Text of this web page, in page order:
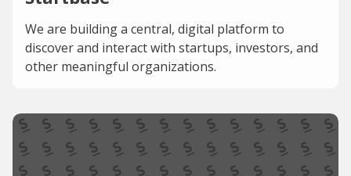
We are building a central, digital platform to
discover and interact with startups, investors, and
other meaningful organizations.